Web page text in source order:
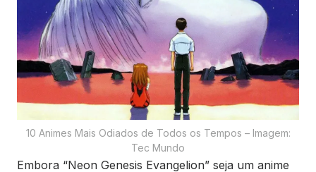
10 Animes Mais Odiados de Todos os Tempos – Imagem:
Tec Mundo
Embora “Neon Genesis Evangelion” seja um anime